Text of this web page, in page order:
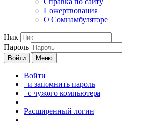
Справка по сайту
Пожертвования
О Сомнамбуляторе
Ник
Пароль
Войти Меню
Войти
и запомнить пароль
с чужого компьютера
Расширенный логин